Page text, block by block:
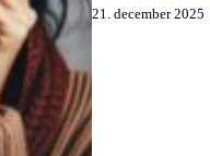
21. december 2025